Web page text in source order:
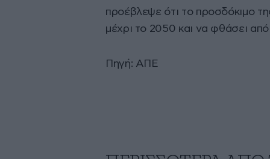
προέβλεψε ότι το προσδόκιμο
μέχρι το 2050 και να φθάσει
Πηγή: ΑΠΕ